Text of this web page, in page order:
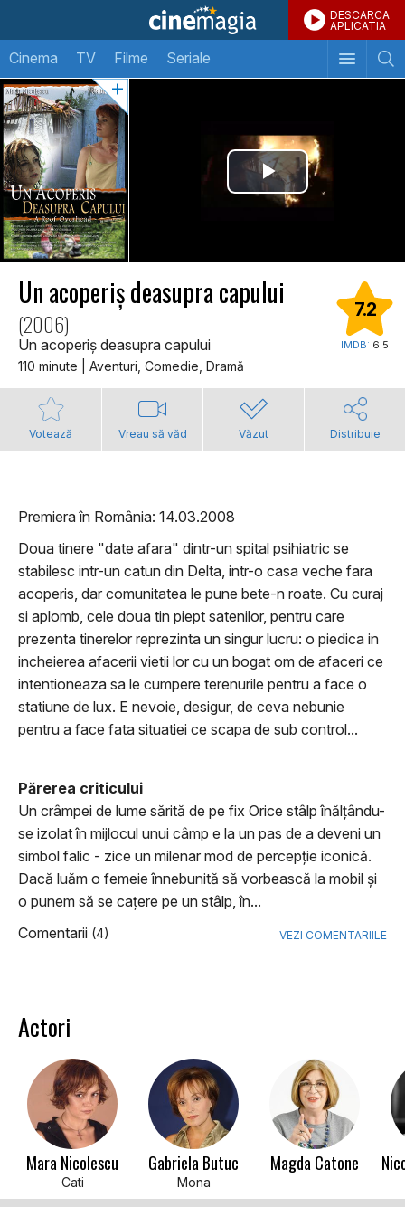
DESCARCA
APLICATIA
Cinema TV Filme Seriale
Un acoperiș deasupra capului
(2006)
Un acoperiș deasupra capului
110 minute | Aventuri, Comedie, Dramă
7.2
IMDB: 6.5
Votează Vreau să văd Văzut Distribuie
Premiera în România: 14.03.2008
Doua tinere "date afara" dintr-un spital psihiatric se
stabilesc intr-un catun din Delta, intr-o casa veche fara
acoperis, dar comunitatea le pune bete-n roate. Cu curaj
si aplomb, cele doua tin piept satenilor, pentru care
prezenta tinerelor reprezinta un singur lucru: o piedica in
incheierea afacerii vietii lor cu un bogat om de afaceri ce
intentioneaza sa le cumpere terenurile pentru a face o
statiune de lux. E nevoie, desigur, de ceva nebunie
pentru a face fata situatiei ce scapa de sub control...
Părerea criticului
Un crâmpei de lume sărită de pe fix Orice stâlp înălţându-
se izolat în mijlocul unui câmp e la un pas de a deveni un
simbol falic - zice un milenar mod de percepţie iconică.
Dacă luăm o femeie înnebunită să vorbească la mobil şi
o punem să se caţere pe un stâlp, în...
Comentarii (4) VEZI COMENTARIILE
Actori
Mara Nicolescu
Cati
Gabriela Butuc
Mona
Magda Catone